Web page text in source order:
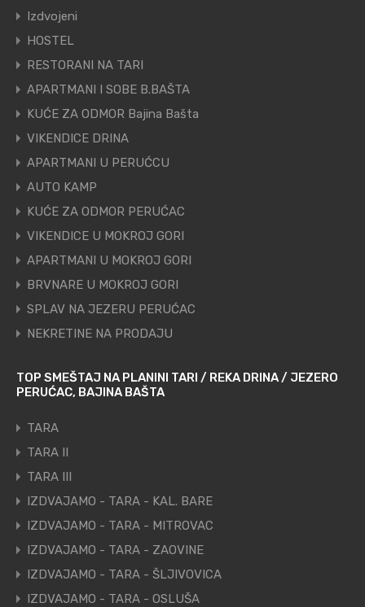
Izdvojeni
HOSTEL
RESTORANI NA TARI
APARTMANI I SOBE B.BAŠTA
KUĆE ZA ODMOR Bajina Bašta
VIKENDICE DRINA
APARTMANI U PERUĆCU
AUTO KAMP
KUĆE ZA ODMOR PERUĆAC
VIKENDICE U MOKROJ GORI
APARTMANI U MOKROJ GORI
BRVNARE U MOKROJ GORI
SPLAV NA JEZERU PERUĆAC
NEKRETINE NA PRODAJU
TOP SMEŠTAJ NA PLANINI TARI / REKA DRINA / JEZERO
PERUĆAC, BAJINA BAŠTA
TARA
TARA II
TARA III
IZDVAJAMO - TARA - KAL. BARE
IZDVAJAMO - TARA - MITROVAC
IZDVAJAMO - TARA - ZAOVINE
IZDVAJAMO - TARA - ŠLJIVOVICA
IZDVAJAMO - TARA - OSLUŠA